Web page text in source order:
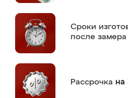
Сроки
после замера
Рассрочка на